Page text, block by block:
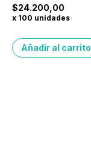
$24.200,00
x 100 unidades
Añadir al carrito